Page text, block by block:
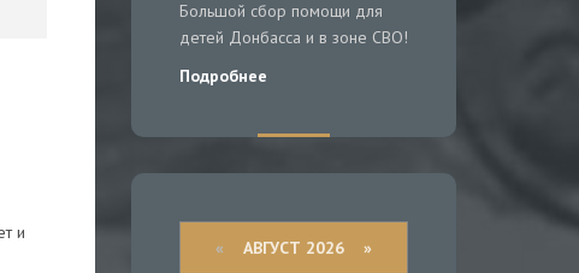
и
Большой сбор помощи для
детей Донбасса и в зоне СВО!
Подробнее
« АВГУСТ 2026 »